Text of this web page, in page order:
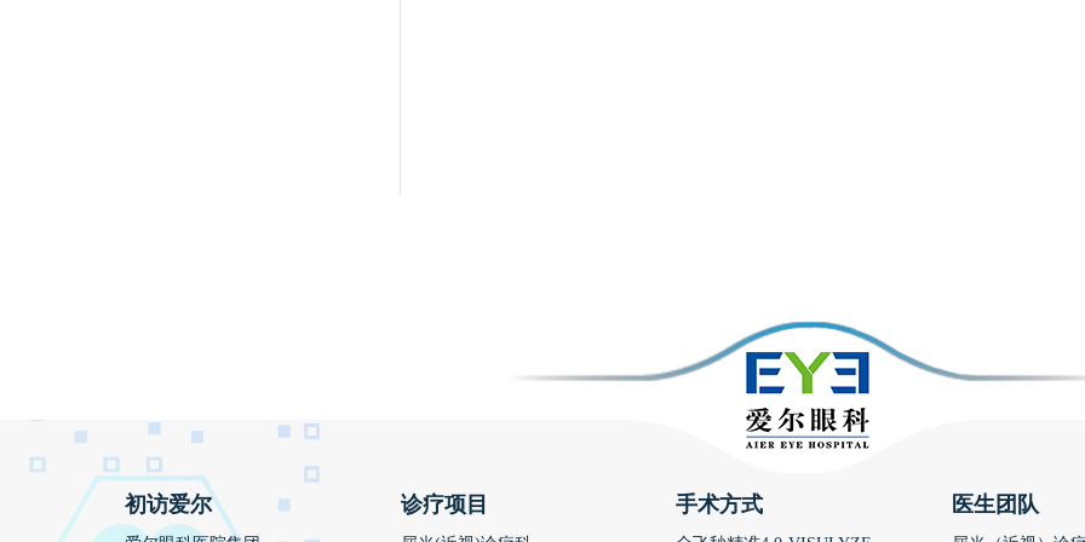
初访爱尔 诊疗项目 手术方式 医生团队